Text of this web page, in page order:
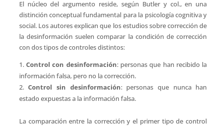
El núcleo del argumento reside, según Butler y col., en una
distinción conceptual fundamental para la psicología cognitiva y
social. Los autores explican que los estudios sobre corrección de
la desinformación suelen comparar la condición de corrección
con dos tipos de controles distintos:
Control con desinformación: personas que han recibido la
información falsa, pero no la corrección.
Control sin desinformación: personas que nunca han
estado expuestas a la información falsa.
La comparación entre la corrección y el primer tipo de control